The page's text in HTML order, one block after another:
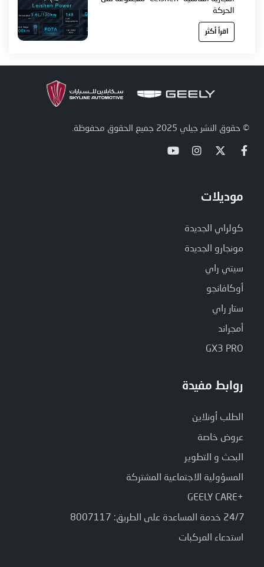
الحركة
اقرأ أكثر
© حقوق النشر جيلي 2025 جميع الحقوق محفوظة.
موديلات
كولراي الجديدة
مونجارو الجديدة
سيتي راي
أوكافانجو
ستار راي
أمجراند
GX3 PRO
روابط مفيدة
الطلب أونلاين
عروض خاصة
البحث و التطوير
المسؤولية الاجتماعية المشتركة
+GEELY CARE
24/7 خدمة المساعدة على الطريق: 8007117
استدعاء المركبات